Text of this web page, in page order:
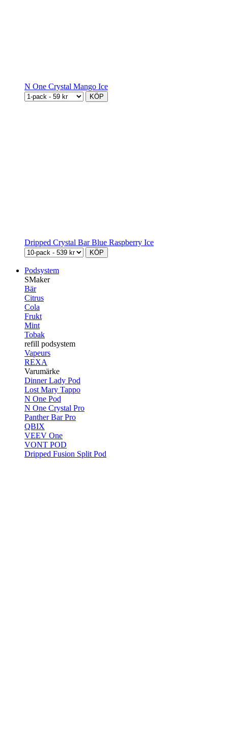
N One Crystal Mango Ice
KÖP
Dripped Crystal Bar Blue Raspberry Ice
KÖP
Podsystem
SMaker
Bär
Citrus
Cola
Frukt
Mint
Tobak
refill podsystem
Vapeurs
REXA
Varumärke
Dinner Lady Pod
Lost Mary Tappo
N One Pod
N One Crystal Pro
Panther Bar Pro
QBIX
VEEV One
VONT POD
Dripped Fusion Split Pod